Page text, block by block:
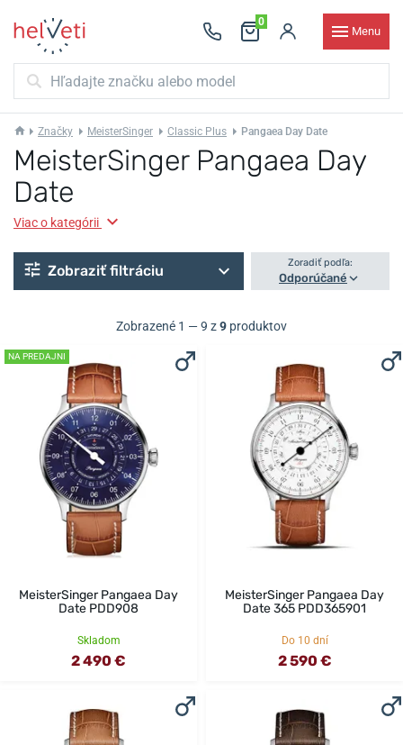
0
Menu
Značky MeisterSinger Classic Plus Pangaea Day Date
MeisterSinger Pangaea Day
Date
Viac o kategórii
Zobraziť filtráciu Zoradiť podľa:
Odporúčané
Zobrazené 1 — 9 z9 produktov
NA PREDAJNI
MeisterSinger Pangaea Day
Date PDD908
Skladom
2 490 €
MeisterSinger Pangaea Day
Date 365 PDD365901
Do 10 dní
2 590 €